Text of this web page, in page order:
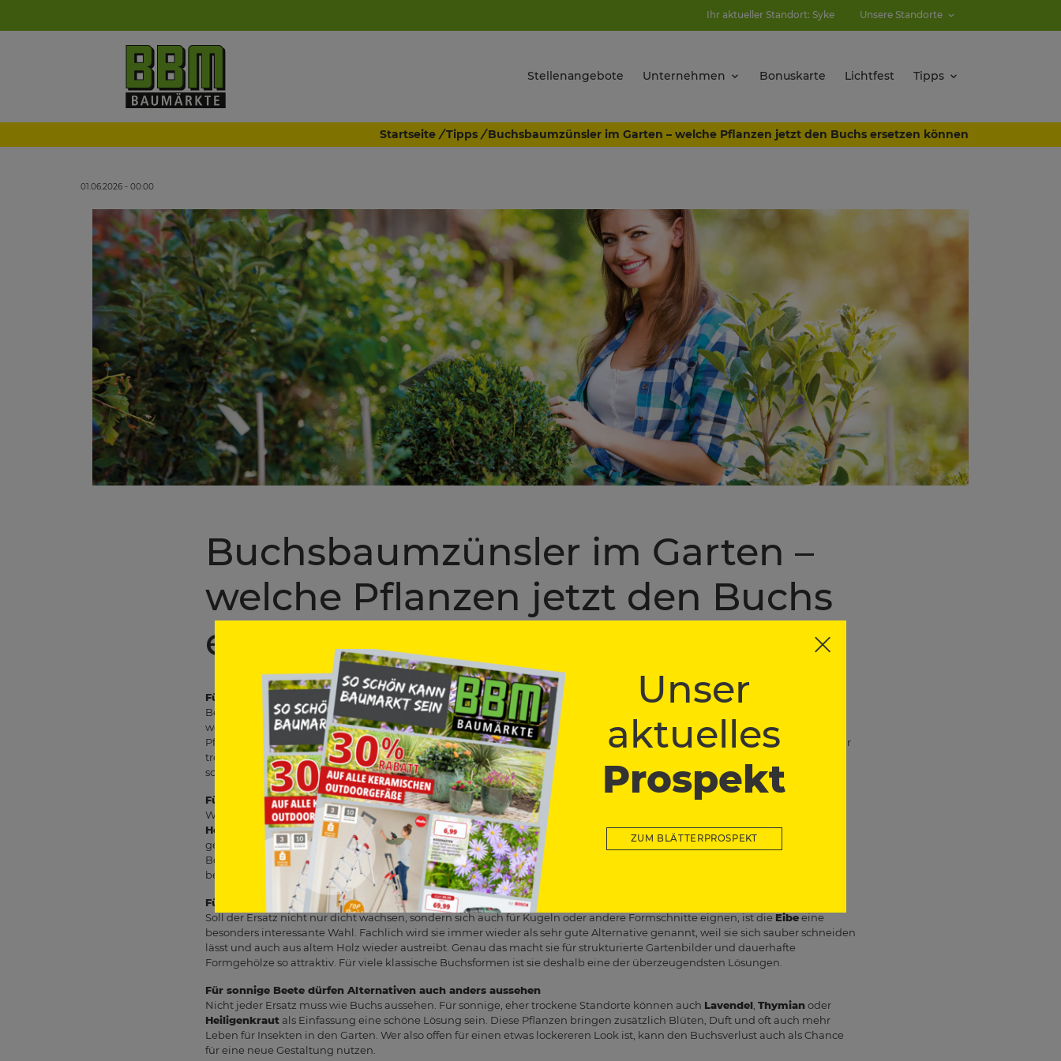
Unser
aktuelles
Prospekt
ZUM BLÄTTERPROSPEKT
Ihr aktueller Standort: Syke Unsere Standorte
Stellenangebote Unternehmen Bonuskarte Lichtfest Tipps
Startseite / Tipps / Buchsbaumzünsler im Garten – welche Pflanzen jetzt den Buchs ersetzen können
01.06.2026 - 00:00
Buchsbaumzünsler im Garten –
welche Pflanzen jetzt den Buchs
ersetzen können
Für den klassischen Buchs-Look sind Ilex und Spindelstrauch beliebt
Besonders nah am typischen Buchsbild liegt der Japanische Hülsenstrauch, also
werden
Euonymus fortuneioderEuonymus japonicus, weil sie ordentlich und dicht wirken und sich gut in formale
Pflanzungen einfügen. Bei Ilex ist allerdings wichtig, den Standort im Blick zu behalten: Er mag keine winter­nassen und sehr
trockenen, heißen Bedingungen und wächst am besten in gut drainierten, neutralen bis sauren Böden. Damit ist er eine
schöne, aber nicht für jeden Garten automatisch die beste Lösung.
Für niedrige Hecken und Einfassungen gibt es mehrere gute Optionen
Wenn Du vor allem eine niedrige Beetkante oder kleine Hecke ersetzen möchtest, kommen auch
HeckenkirschewieLonicera nitidaoderLonicera pileatasowie kompakte Spindelstrauch-Sorten infrage. Diese Gehölze
gelten als schnittverträglich und eignen sich gut für klare Linien im Garten. Liguster ist zudem robust gegenüber vielen
Böden und verträgt auch etwas Schatten, während Lonicera als gut schnittverträglich und insgesamt recht unkompliziert
beschrieben wird. So lassen sich auch größere Buchsflächen meist gut ersetzen.
Für Kugeln, Figuren und klare Formen ist die Eibe stark
Soll der Ersatz nicht nur dicht wachsen, sondern sich auch für Kugeln oder andere Formschnitte eignen, ist dieEibeeine
besonders interessante Wahl. Fachlich wird sie immer wieder als sehr gute Alternative genannt, weil sie sich sauber schneiden
lässt und auch aus altem Holz wieder austreibt. Genau das macht sie für strukturierte Gartenbilder und dauerhafte
Formgehölze so attraktiv. Für viele klassische Buchsformen ist sie deshalb eine der überzeugendsten Lösungen.
Für sonnige Beete dürfen Alternativen auch anders aussehen
Nicht jeder Ersatz muss wie Buchs aussehen. Für sonnige, eher trockene Standorte können auch Lavendel, Thymianoder
Heiligenkrautals Einfassung eine schöne Lösung sein. Diese Pflanzen bringen zusätzlich Blüten, Duft und oft auch mehr
Leben für Insekten in den Garten. Wer also offen für einen etwas lockereren Look ist, kann den Buchsverlust auch als Chance
für eine neue Gestaltung nutzen.